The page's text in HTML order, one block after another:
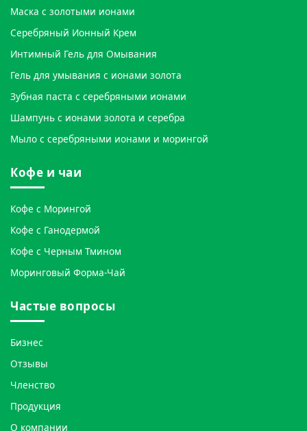
Маска с золотыми ионами
Серебряный Ионный Крем
Интимный Гель для Омывания
Гель для умывания с ионами золота
Зубная паста с серебряными ионами
Шампунь с ионами золота и серебра
Мыло с серебряными ионами и морингой
Кофе и чаи
Кофе с Морингой
Кофе с Ганодермой
Кофе с Черным Тмином
Моринговый Форма-Чай
Частые вопросы
Бизнес
Отзывы
Членство
Продукция
О компании